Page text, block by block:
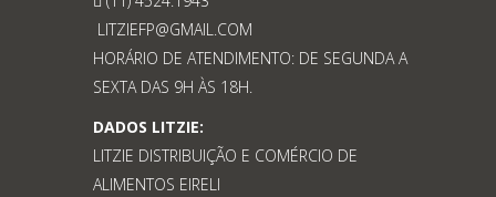
LITZIEFP@GMAIL.COM
HORÁRIO DE ATENDIMENTO: DE SEGUNDA A
SEXTA DAS 9H ÀS 18H.
DADOS LITZIE:
LITZIE DISTRIBUIÇÃO E COMÉRCIO DE
ALIMENTOS EIRELI